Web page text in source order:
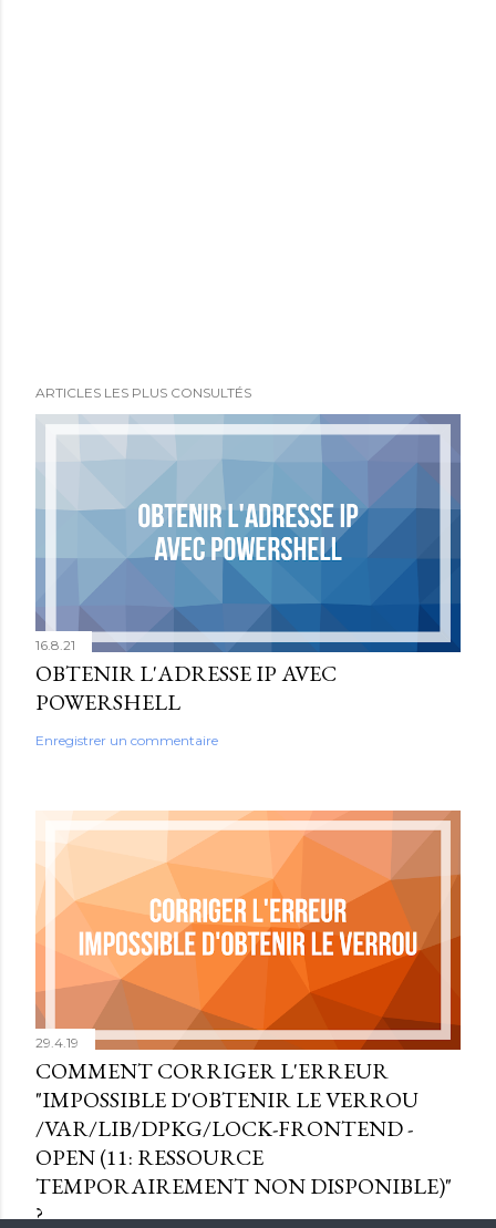
t
a
e
ARTICLES LES PLUS CONSULTÉS
16.8.21
OBTENIR L'ADRESSE IP AVEC
POWERSHELL
Enregistrer un commentaire
29.4.19
COMMENT CORRIGER L'ERREUR
"IMPOSSIBLE D'OBTENIR LE VERROU
/VAR/LIB/DPKG/LOCK-FRONTEND -
OPEN (11: RESSOURCE
TEMPORAIREMENT NON DISPONIBLE)"
?